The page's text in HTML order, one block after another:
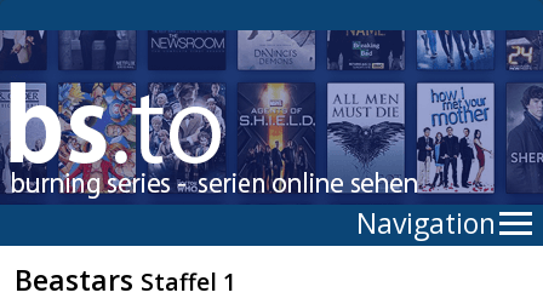
Navigation
Beastars Staffel 1